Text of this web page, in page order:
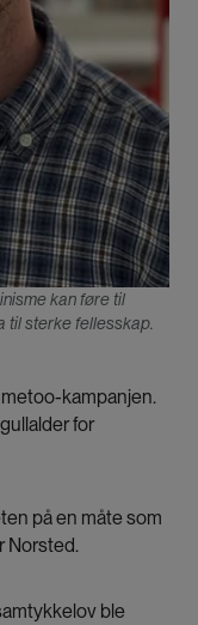
kan føre til
til sterke fellesskap.
kampanjen.
for
på en måte som
Norsted.
ble